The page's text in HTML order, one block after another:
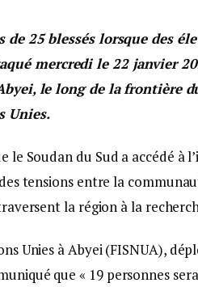
25 blessés lorsque des
mercredi le 22 janvier
le long de la frontière
Unies.
le Soudan du Sud a accédé à
tensions entre la
la région à la
Unies à Abyei (FISNUA),
que « 19 personnes